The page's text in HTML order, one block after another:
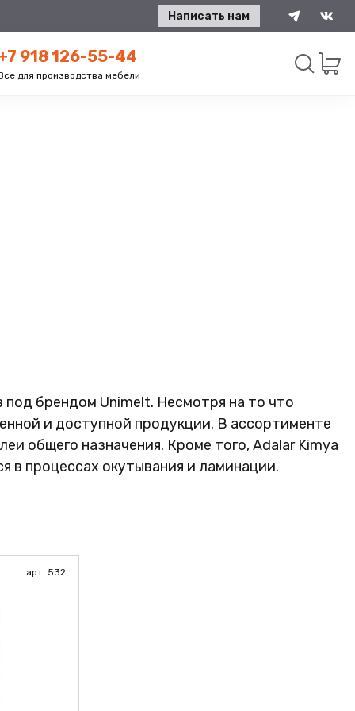
Написать нам
918 126-55-44
для производства мебели
под брендом Unimelt. Несмотря на то что
и доступной продукции. В ассортименте
общего назначения. Кроме того, Adalar Kimya
в процессах окутывания и ламинации.
арт. 532